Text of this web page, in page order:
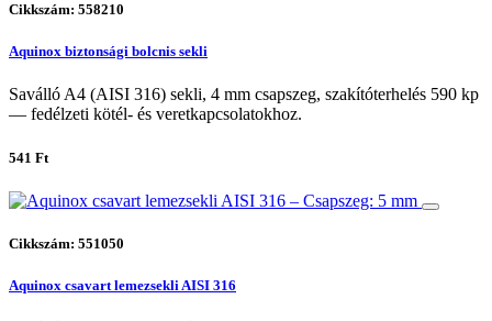
Cikkszám: 558210
Aquinox biztonsági bolcnis sekli
Saválló A4 (AISI 316) sekli, 4 mm csapszeg, szakítóterhelés 590 kp
— fedélzeti kötél- és veretkapcsolatokhoz.
541 Ft
Cikkszám: 551050
Aquinox csavart lemezsekli AISI 316